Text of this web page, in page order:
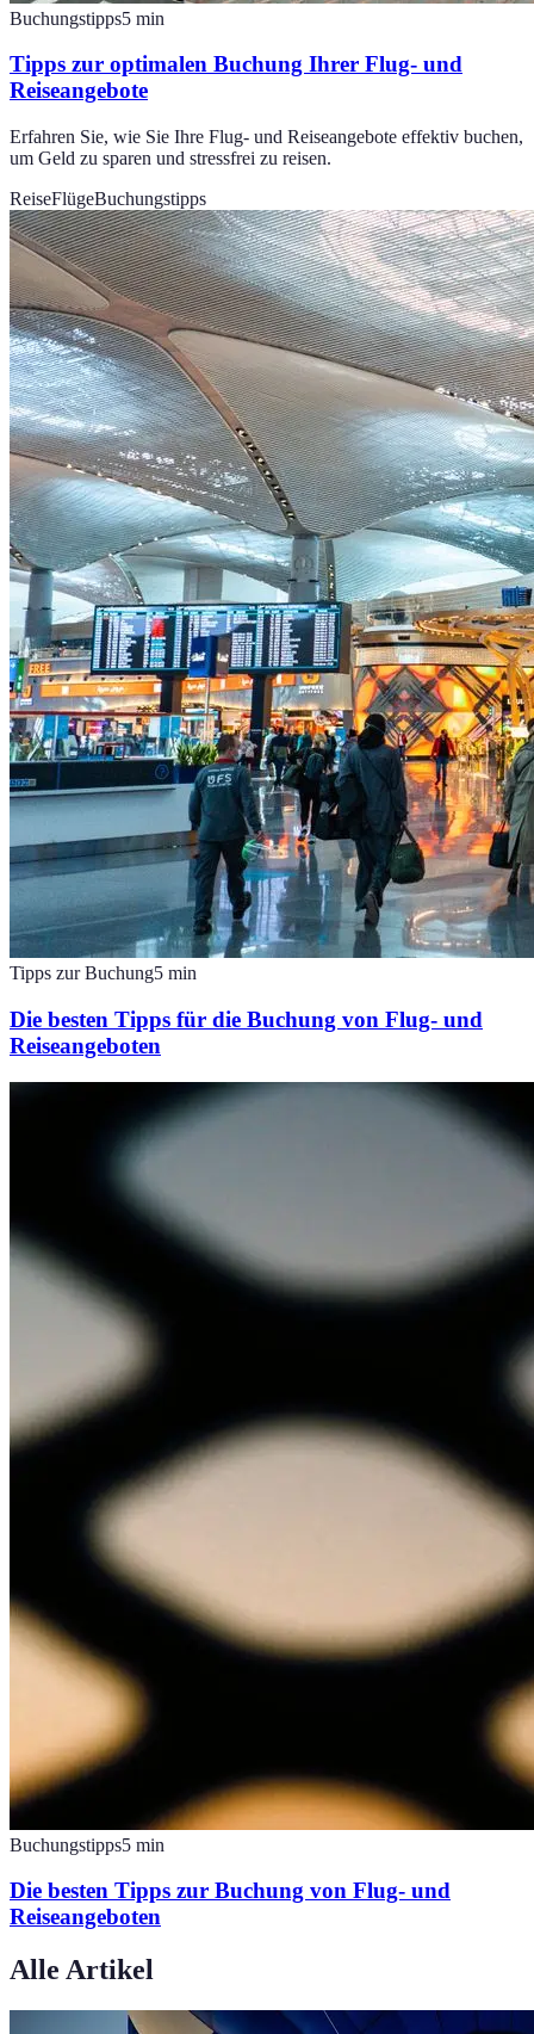
Buchungstipps5 min
Tipps zur optimalen Buchung Ihrer Flug- und
Reiseangebote
Erfahren Sie, wie Sie Ihre Flug- und Reiseangebote effektiv buchen,
um Geld zu sparen und stressfrei zu reisen.
ReiseFlügeBuchungstipps
Tipps zur Buchung5 min
Die besten Tipps für die Buchung von Flug- und
Reiseangeboten
Buchungstipps5 min
Die besten Tipps zur Buchung von Flug- und
Reiseangeboten
Alle Artikel